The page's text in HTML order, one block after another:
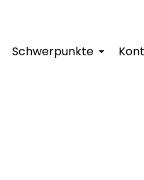
Schwerpunkte